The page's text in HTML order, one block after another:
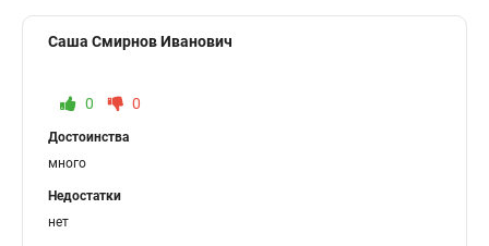
Саша Смирнов Иванович
0 0
Достоинства
много
Недостатки
нет